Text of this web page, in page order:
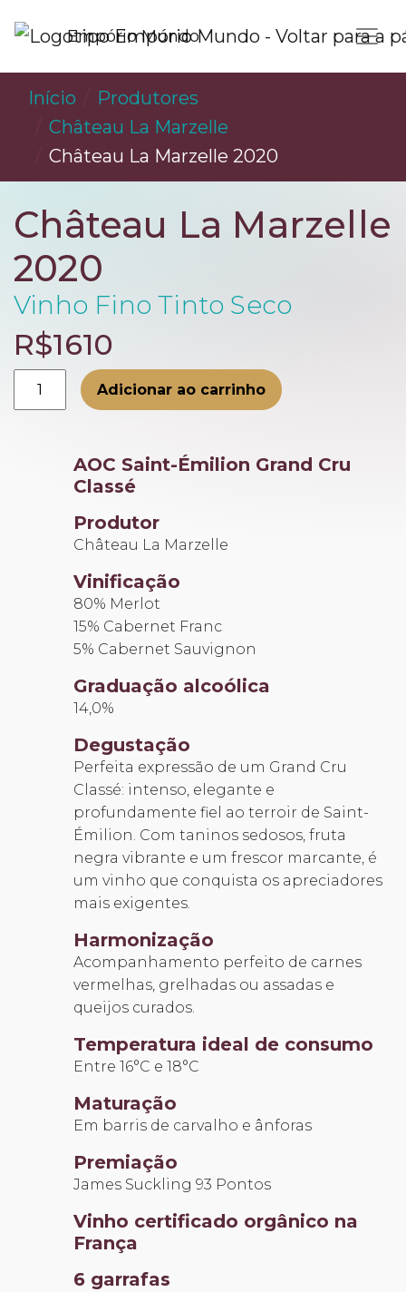
Empório Mundo
Início
Produtores
Château La Marzelle
⁠Château La Marzelle 2020
⁠Château La Marzelle
2020
Vinho Fino Tinto Seco
R$1610
⁠Château
quantidade
Adicionar ao carrinho
AOC Saint-Émilion Grand Cru
Classé
Produtor
Château La Marzelle
Vinificação
80% Merlot
15% Cabernet Franc
5% Cabernet Sauvignon
Graduação alcoólica
14,0%
Degustação
Perfeita expressão de um Grand Cru
Classé: intenso, elegante e
profundamente fiel ao terroir de Saint-
Émilion. Com taninos sedosos, fruta
negra vibrante e um frescor marcante, é
um vinho que conquista os apreciadores
mais exigentes.
Harmonização
Acompanhamento perfeito de carnes
vermelhas, grelhadas ou assadas e
queijos curados.
Temperatura ideal de consumo
Entre 16°C e 18°C
Maturação
Em barris de carvalho e ânforas
Premiação
James Suckling 93 Pontos
Vinho certificado orgânico na
França
6 garrafas